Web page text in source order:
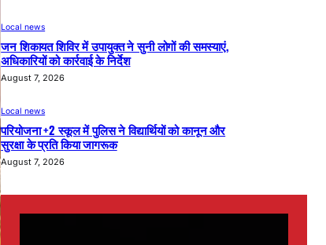
Local news
जन शिकायत शिविर में उपायुक्त ने सुनी लोगों की समस्याएं,
अधिकारियों को कार्रवाई के निर्देश
August 7, 2026
Local news
परियोजना +2 स्कूल में पुलिस ने विद्यार्थियों को कानून और
सुरक्षा के प्रति किया जागरूक
August 7, 2026